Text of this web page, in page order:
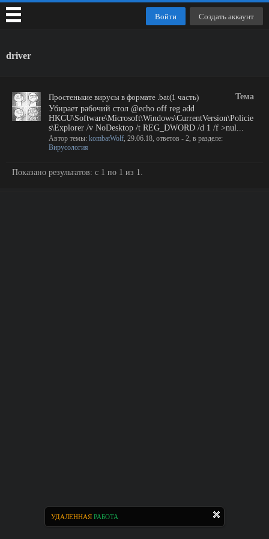
УДАЛЕННАЯ РАБОТА
driver
Тема
Простенькие вирусы в формате .bat(1 часть)
Убирает рабочий стол @echo off reg add
HKCU\Software\Microsoft\Windows\CurrentVersion\Policie
s\Explorer /v NoDesktop /t REG_DWORD /d 1 /f >nul...
Автор темы: kombatWolf, 29.06.18, ответов - 2, в разделе:
Вирусология
Показано результатов: с 1 по 1 из 1.
Войти Создать аккаунт